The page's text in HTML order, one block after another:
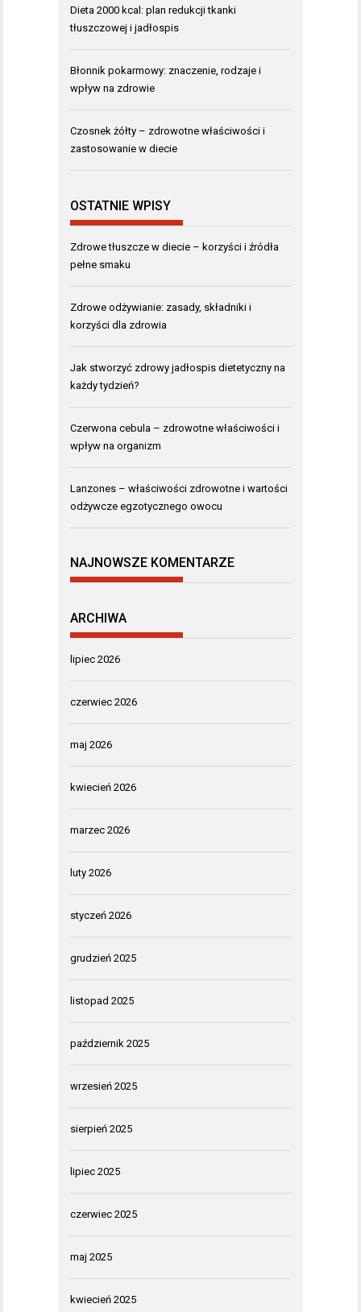
Dieta 2000 kcal: plan redukcji tkanki
tłuszczowej i jadłospis
Błonnik pokarmowy: znaczenie, rodzaje i
wpływ na zdrowie
Czosnek żółty – zdrowotne właściwości i
zastosowanie w diecie
OSTATNIE WPISY
Zdrowe tłuszcze w diecie – korzyści i źródła
pełne smaku
Zdrowe odżywianie: zasady, składniki i
korzyści dla zdrowia
Jak stworzyć zdrowy jadłospis dietetyczny na
każdy tydzień?
Czerwona cebula – zdrowotne właściwości i
wpływ na organizm
Lanzones – właściwości zdrowotne i wartości
odżywcze egzotycznego owocu
NAJNOWSZE KOMENTARZE
ARCHIWA
lipiec 2026
czerwiec 2026
maj 2026
kwiecień 2026
marzec 2026
luty 2026
styczeń 2026
grudzień 2025
listopad 2025
październik 2025
wrzesień 2025
sierpień 2025
lipiec 2025
czerwiec 2025
maj 2025
kwiecień 2025